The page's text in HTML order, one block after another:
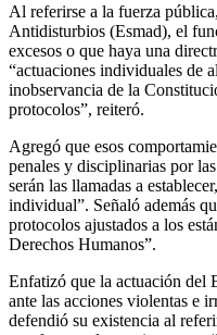
Al referirse a la fuerza
Antidisturbios (Esmad), el
excesos o que haya una
“actuaciones individuales de
inobservancia de la
protocolos”, reiteró.
Agregó que esos
penales y disciplinarias por
serán las llamadas a
individual”. Señaló además
protocolos ajustados a los
Derechos Humanos”.
Enfatizó que la actuación del
ante las acciones violentas e
defendió su existencia al